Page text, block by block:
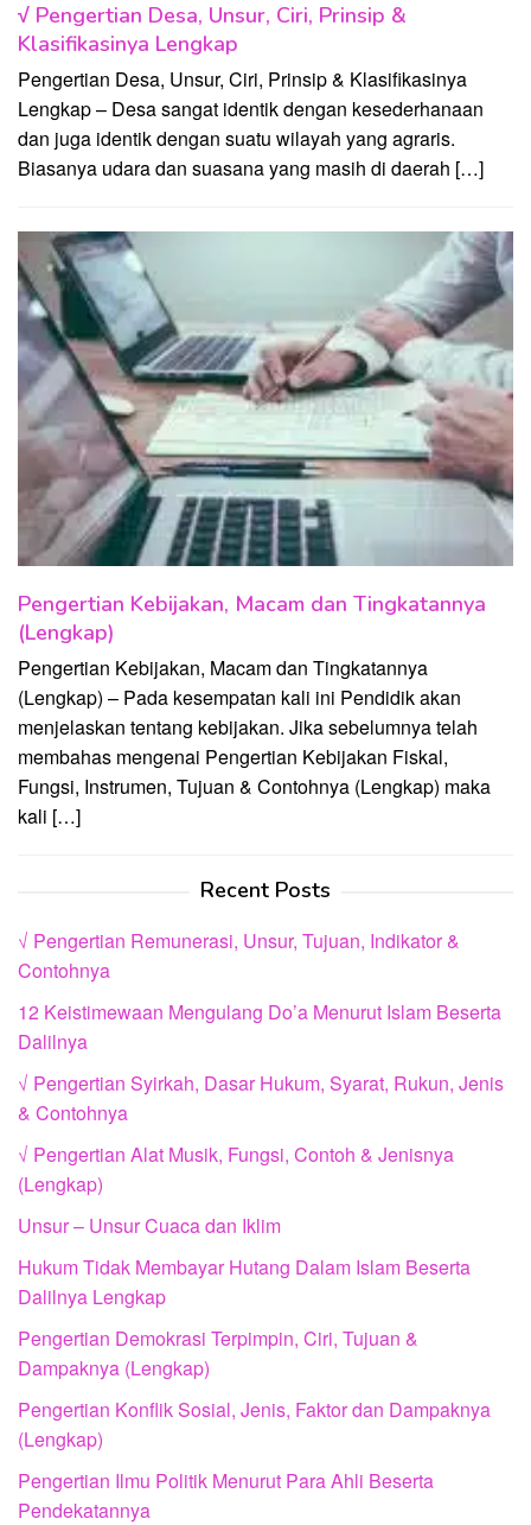
√ Pengertian Desa, Unsur, Ciri, Prinsip &
Klasifikasinya Lengkap
Pengertian Desa, Unsur, Ciri, Prinsip & Klasifikasinya
Lengkap – Desa sangat identik dengan kesederhanaan
dan juga identik dengan suatu wilayah yang agraris.
Biasanya udara dan suasana yang masih di daerah […]
Pengertian Kebijakan, Macam dan Tingkatannya
(Lengkap)
Pengertian Kebijakan, Macam dan Tingkatannya
(Lengkap) – Pada kesempatan kali ini Pendidik akan
menjelaskan tentang kebijakan. Jika sebelumnya telah
membahas mengenai Pengertian Kebijakan Fiskal,
Fungsi, Instrumen, Tujuan & Contohnya (Lengkap) maka
kali […]
Recent Posts
√ Pengertian Remunerasi, Unsur, Tujuan, Indikator &
Contohnya
12 Keistimewaan Mengulang Do’a Menurut Islam Beserta
Dalilnya
√ Pengertian Syirkah, Dasar Hukum, Syarat, Rukun, Jenis
& Contohnya
√ Pengertian Alat Musik, Fungsi, Contoh & Jenisnya
(Lengkap)
Unsur – Unsur Cuaca dan Iklim
Hukum Tidak Membayar Hutang Dalam Islam Beserta
Dalilnya Lengkap
Pengertian Demokrasi Terpimpin, Ciri, Tujuan &
Dampaknya (Lengkap)
Pengertian Konflik Sosial, Jenis, Faktor dan Dampaknya
(Lengkap)
Pengertian Ilmu Politik Menurut Para Ahli Beserta
Pendekatannya